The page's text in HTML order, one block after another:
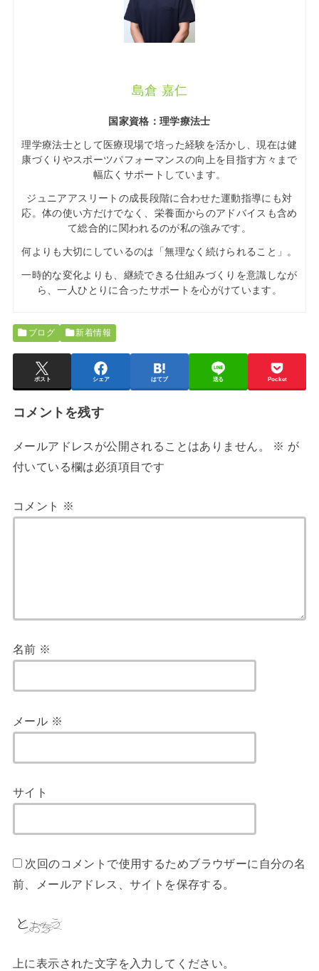
島倉 嘉仁
国家資格：理学療法士
理学療法士として医療現場で培った経験を活かし、現在は健
康づくりやスポーツパフォーマンスの向上を目指す方々まで
幅広くサポートしています。
ジュニアアスリートの成長段階に合わせた運動指導にも対
応。体の使い方だけでなく、栄養面からのアドバイスも含め
て総合的に関われるのが私の強みです。
何よりも大切にしているのは「無理なく続けられること」。
一時的な変化よりも、継続できる仕組みづくりを意識しなが
ら、一人ひとりに合ったサポートを心がけています。
ブログ 新着情報
ポスト シェア はてブ 送る Pocket
コメントを残す
メールアドレスが公開されることはありません。 ※ が
付いている欄は必須項目です
コメント ※
名前 ※
メール ※
サイト
次回のコメントで使用するためブラウザーに自分の名
前、メールアドレス、サイトを保存する。
上に表示された文字を入力してください。